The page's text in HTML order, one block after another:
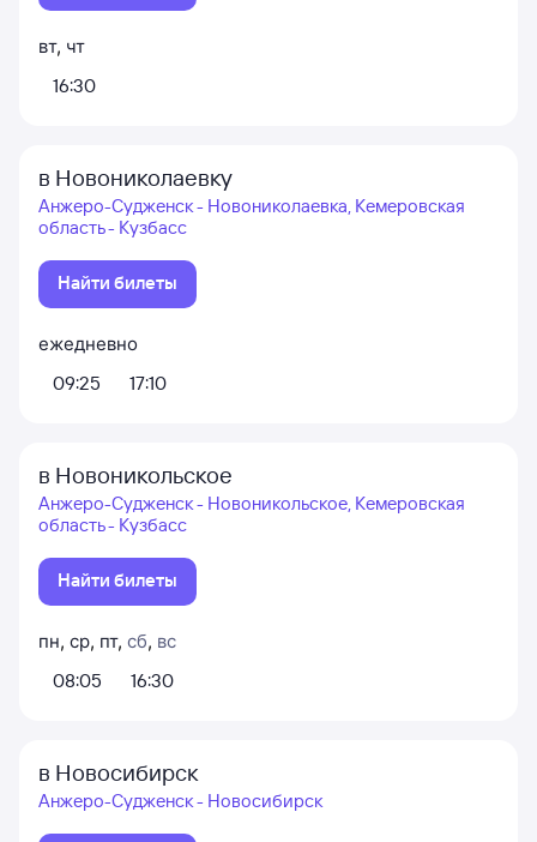
вт, чт
16:30
в Новониколаевку
Анжеро-Судженск - Новониколаевка, Кемеровская
область - Кузбасс
Найти билеты
ежедневно
09:25
17:10
в Новоникольское
Анжеро-Судженск - Новоникольское, Кемеровская
область - Кузбасс
Найти билеты
пн, ср, пт, сб, вс
08:05
16:30
в Новосибирск
Анжеро-Судженск - Новосибирск